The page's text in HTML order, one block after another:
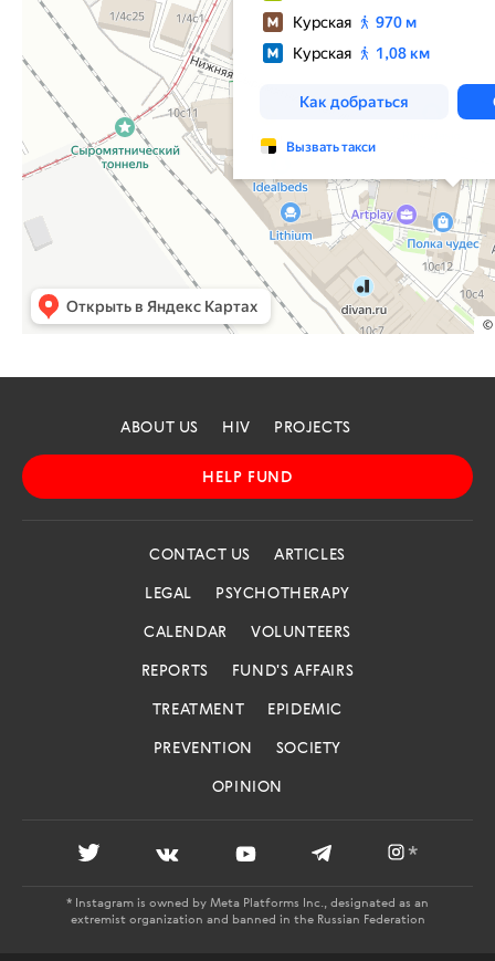
ABOUT US HIV PROJECTS
HELP FUND
CONTACT US ARTICLES
LEGAL PSYCHOTHERAPY
CALENDAR VOLUNTEERS
REPORTS FUND'S AFFAIRS
TREATMENT EPIDEMIC
PREVENTION SOCIETY
OPINION
*
* Instagram is owned by Meta Platforms Inc., designated as an
extremist organization and banned in the Russian Federation